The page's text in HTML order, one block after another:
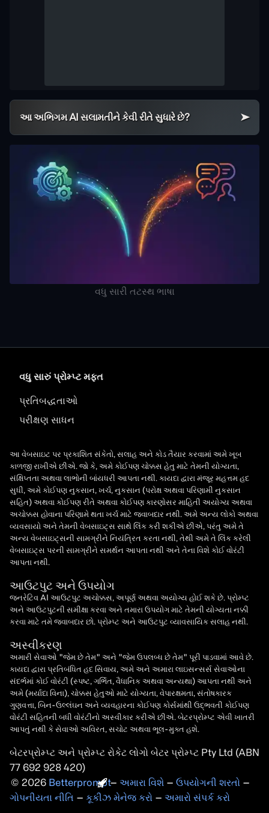
આ અભિગમ AI સલામતીને કેવી રીતે સુધારે છે?
વધુ સારી તટસ્થ ભાષા
વધુ સારું પ્રોમ્પ્ટ મફત
પ્રતિબદ્ધતાઓ
પરીક્ષણ સાધન
આ વેબસાઇટ પર પ્રકાશિત સંકેતો, સલાહ અને કોડ તૈયાર કરવામાં અમે ખૂબ
કાળજી રાખીએ છીએ. જો કે, અમે કોઈપણ ચોક્કસ હેતુ માટે તેમની યોગ્યતા,
સંક્ષિપ્તતા અથવા લાભોની બાંયધરી આપતા નથી. કાયદા દ્વારા મંજૂર મહત્તમ હદ
સુધી, અમે કોઈપણ નુકસાન, ખર્ચ, નુકસાન (પરોક્ષ અથવા પરિણામી નુકસાન
સહિત) અથવા કોઈપણ રીતે અથવા કોઈપણ કારણોસર માહિતી અયોગ્ય અથવા
અચોક્કસ હોવાના પરિણામે થતા ખર્ચ માટે જવાબદાર નથી. અમે અન્ય લોકો અથવા
વ્યવસાયો અને તેમની વેબસાઇટ્સ સાથે લિંક કરી શકીએ છીએ, પરંતુ અમે તે
અન્ય વેબસાઇટ્સની સામગ્રીને નિયંત્રિત કરતા નથી, તેથી અમે તે લિંક કરેલી
વેબસાઇટ્સ પરની સામગ્રીને સમર્થન આપતા નથી અને તેના વિશે કોઈ વોરંટી
આપતા નથી.
આઉટપુટ અને ઉપયોગ
જનરેટિવ AI આઉટપુટ અચોક્કસ, અપૂર્ણ અથવા અયોગ્ય હોઈ શકે છે. પ્રોમ્પ્ટ
અને આઉટપુટની સમીક્ષા કરવા અને તમારા ઉપયોગ માટે તેમની યોગ્યતા નક્કી
કરવા માટે તમે જવાબદાર છો. પ્રોમ્પ્ટ અને આઉટપુટ વ્યાવસાયિક સલાહ નથી.
અસ્વીકરણ
અમારી સેવાઓ "જેમ છે તેમ" અને "જેમ ઉપલબ્ધ છે તેમ" પૂરી પાડવામાં આવે છે.
કાયદા દ્વારા પ્રતિબંધિત હદ સિવાય, અમે અને અમારા લાઇસન્સર્સ સેવાઓના
સંદર્ભમાં કોઈ વોરંટી (સ્પષ્ટ, ગર્ભિત, વૈધાનિક અથવા અન્યથા) આપતા નથી અને
અમે (મર્યાદા વિના), ચોક્કસ હેતુઓ માટે યોગ્યતા, વેપારક્ષમતા, સંતોષકારક
ગુણવત્તા, બિન-ઉલ્લંઘન અને વ્યવહારના કોઈપણ કોર્સમાંથી ઉદ્ભવતી કોઈપણ
વોરંટી સહિતની બધી વોરંટીનો અસ્વીકાર કરીએ છીએ. બેટરપ્રોમ્પ્ટ એવી ખાતરી
આપતું નથી કે સેવાઓ અવિરત, સચોટ અથવા ભૂલ-મુક્ત હશે.
બેટરપ્રોમ્પ્ટ અને પ્રોમ્પ્ટ રોકેટ લોગો બેટર પ્રોમ્પ્ટ
કોપીરાઇટ
2026 – અમારા વિશે– ઉપયોગની શરતો–
ગોપનીયતા નીતિ – કૂકીઝ મેનેજ કરો – અમારો સંપર્ક કરો